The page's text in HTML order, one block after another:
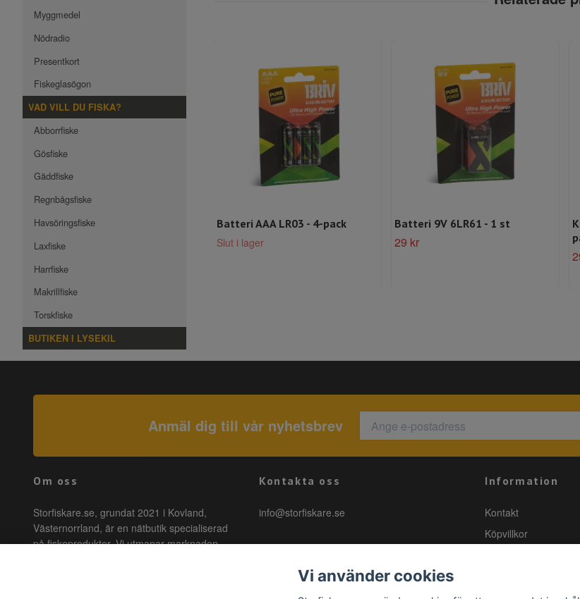
Myggmedel
Nödradio
Presentkort
Fiskeglasögon
VAD VILL DU FISKA?
Abborrfiske
Gösfiske
Gäddfiske
Regnbågsfiske
Havsöringsfiske
Laxfiske
Harrfiske
Makrillfiske
Torskfiske
BUTIKEN I LYSEKIL
Batteri AAA LR03 - 4-pack
Slut i lager
Batteri 9V 6LR61 - 1 st
29 kr
Anmäl dig till vår nyhetsbrev
Om oss
Storfiskare.se, grundat 2021 i Kovland,
Västernorrland, är en nätbutik specialiserad
på fiskeprodukter. Vi utmanar marknaden
Kontakta oss
info@storfiskare.se
Information
Kontakt
Köpvillkor
Vi använder cookies